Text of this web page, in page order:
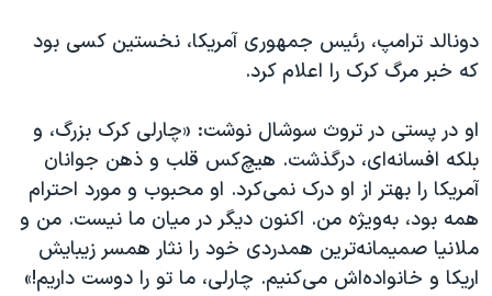
دونالد ترامپ، رئیس‌ جمهوری آمریکا، نخستین کسی بود
که خبر مرگ کرک را اعلام کرد.
او در پستی در تروث سوشال نوشت: «چارلی کرک بزرگ، و
بلکه افسانه‌ای، درگذشت. هیچ‌کس قلب و ذهن جوانان
آمریکا را بهتر از او درک نمی‌کرد. او محبوب و مورد احترام
همه بود، به‌ویژه من. اکنون دیگر در میان ما نیست. من و
ملانیا صمیمانه‌ترین همدردی خود را نثار همسر زیبایش
اریکا و خانواده‌اش می‌کنیم. چارلی، ما تو را دوست داریم!»